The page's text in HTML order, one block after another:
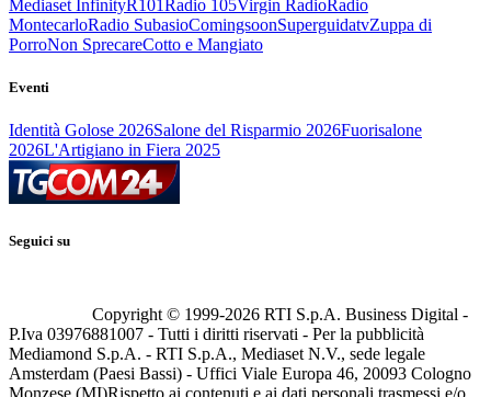
Mediaset InfinityR101Radio 105Virgin RadioRadio
MontecarloRadio SubasioComingsoonSuperguidatvZuppa di
PorroNon SprecareCotto e Mangiato
Eventi
Identità Golose 2026Salone del Risparmio 2026Fuorisalone
2026L'Artigiano in Fiera 2025
Seguici su
Copyright © 1999-2026 RTI S.p.A. Business Digital -
P.Iva 03976881007 - Tutti i diritti riservati - Per la pubblicità
Mediamond S.p.A. - RTI S.p.A., Mediaset N.V., sede legale
Amsterdam (Paesi Bassi) - Uffici Viale Europa 46, 20093 Cologno
Monzese (MI)Rispetto ai contenuti e ai dati personali trasmessi e/o